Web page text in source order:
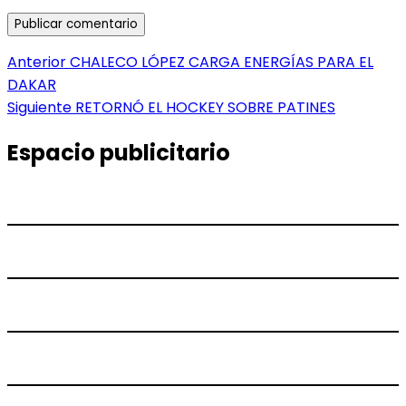
Navegación
de
AnteriorEntrada
CHALECO LÓPEZ CARGA ENERGÍAS PARA EL
DAKAR
Siguiente Entrada
RETORNÓ EL HOCKEY SOBRE PATINES
Espacio publicitario